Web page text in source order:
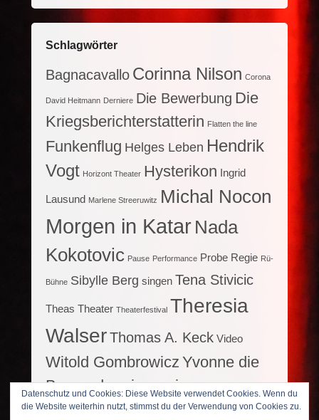
Schlagwörter
Bagnacavallo Corinna Nilson Corona
David Heitmann Derniere Die Bewerbung Die
Kriegsberichterstatterin Flatten the line
Funkenflug Helges Leben Hendrik
Vogt Horizont Theater Hysterikon Ingrid
Lausund Marlene Streeruwitz Michal Nocon
Morgen in Katar Nada
Kokotovic Pause Performance Probe Regie Rü-
Bühne Sibylle Berg singen Tena Stivicic
Theas Theater Theaterfestival Theresia
WalserThomas A. Keck Video
Witold Gombrowicz Yvonne die
Burgunderprinzessin
Datenschutz und Cookies: Diese Website verwendet Cookies. Wenn du
die Website weiterhin nutzt, stimmst du der Verwendung von Cookies zu.